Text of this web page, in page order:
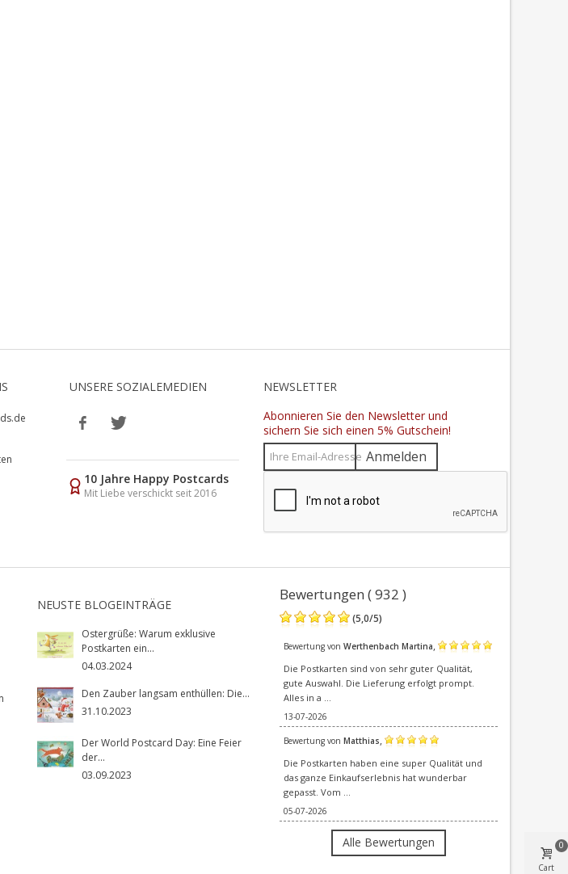
UNSERE SOZIALEMEDIEN
10 Jahre Happy Postcards
Mit Liebe verschickt seit 2016
NEWSLETTER
Abonnieren Sie den Newsletter und
sichern Sie sich einen 5% Gutschein!
Anmelden
NEUSTE BLOGEINTRÄGE
Ostergrüße: Warum exklusive
Postkarten ein...
04.03.2024
Den Zauber langsam enthüllen: Die...
31.10.2023
Der World Postcard Day: Eine Feier
der...
03.09.2023
Bewertungen ( 932 )
(5,0/5)
Bewertung von Werthenbach Martina,
Die Postkarten sind von sehr guter Qualität,
gute Auswahl. Die Lieferung erfolgt prompt.
Alles in a ...
13-07-2026
Bewertung von Matthias,
Die Postkarten haben eine super Qualität und
das ganze Einkaufserlebnis hat wunderbar
gepasst. Vom ...
05-07-2026
Alle Bewertungen
Cart
0